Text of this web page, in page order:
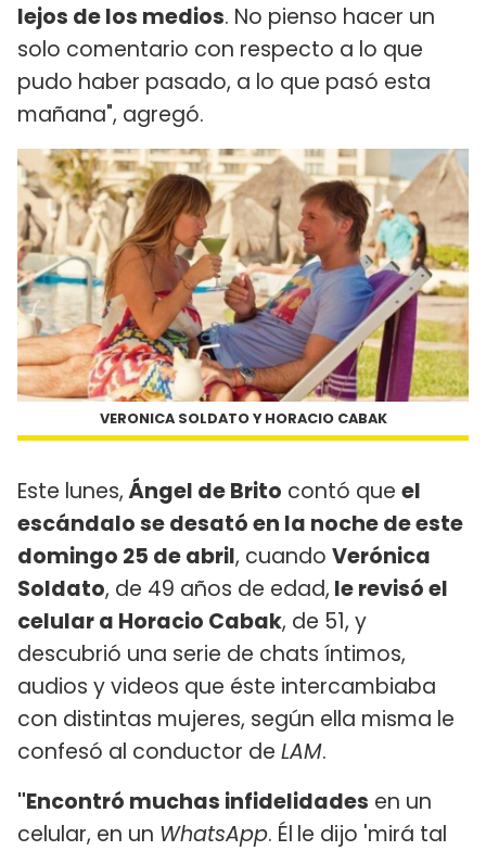
lejos de los medios. No pienso hacer un
solo comentario con respecto a lo que
pudo haber pasado, a lo que pasó esta
mañana", agregó.
VERONICA SOLDATO Y HORACIO CABAK
Este lunes,Ángel de Brito contó que el
escándalo se desató en la noche de este
domingo 25 de abril, cuando Verónica
Soldato, de 49 años de edad, le revisó el
celular a Horacio Cabak, de 51, y
descubrió una serie de chats íntimos,
audios y videos que éste intercambiaba
con distintas mujeres, según ella misma le
confesó al conductor de LAM.
"Encontró muchas infidelidades en un
celular, en un WhatsApp. Él le dijo 'mirá tal